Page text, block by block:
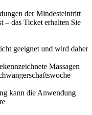
der Mindesteintritt
– das Ticket erhalten Sie
geeignet und wird daher
Massagen
kann die Anwendung